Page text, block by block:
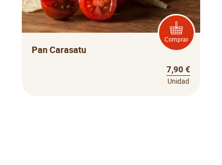
Comprar
Pan Carasatu
7,90 €
Unidad